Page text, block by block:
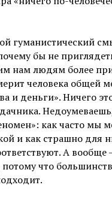
гуманистический
бы не
нам людям более
человека общей
и деньги». Ничего
как часто мы
и как страшно для
А вообще
что